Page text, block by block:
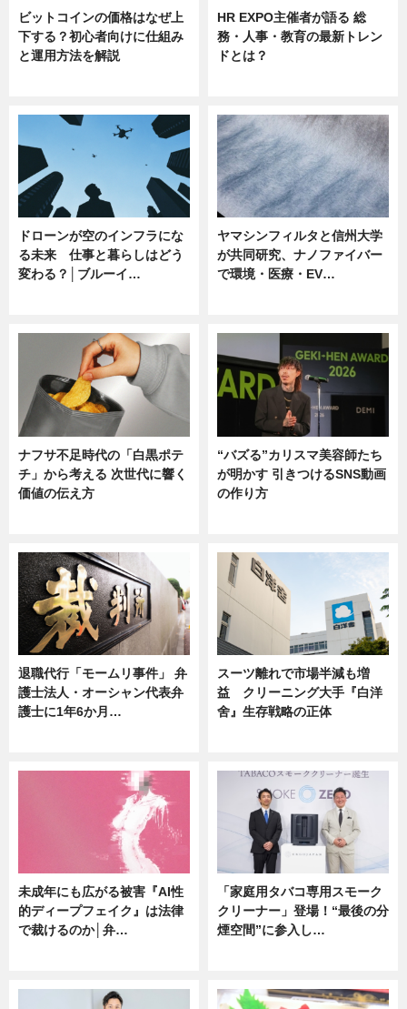
ビットコインの価格はなぜ上
下する？初心者向けに仕組み
と運用方法を解説
HR EXPO主催者が語る 総
務・人事・教育の最新トレン
ドとは？
ドローンが空のインフラにな
る未来 仕事と暮らしはどう
変わる？│ブルーイ…
ヤマシンフィルタと信州大学
が共同研究、ナノファイバー
で環境・医療・EV…
ナフサ不足時代の「白黒ポテ
チ」から考える 次世代に響く
価値の伝え方
“バズる”カリスマ美容師たち
が明かす 引きつけるSNS動画
の作り方
退職代行「モームリ事件」 弁
護士法人・オーシャン代表弁
護士に1年6か月…
スーツ離れで市場半減も増
益 クリーニング大手『白洋
舍』生存戦略の正体
未成年にも広がる被害『AI性
的ディープフェイク』は法律
で裁けるのか│弁…
「家庭用タバコ専用スモーク
クリーナー」登場！“最後の分
煙空間”に参入し…